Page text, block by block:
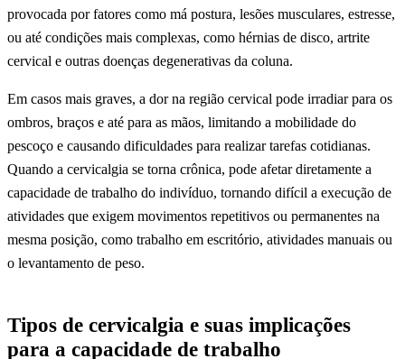
provocada por fatores como má postura, lesões musculares, estresse,
ou até condições mais complexas, como hérnias de disco, artrite
cervical e outras doenças degenerativas da coluna.
Em casos mais graves, a dor na região cervical pode irradiar para os
ombros, braços e até para as mãos, limitando a mobilidade do
pescoço e causando dificuldades para realizar tarefas cotidianas.
Quando a cervicalgia se torna crônica, pode afetar diretamente a
capacidade de trabalho do indivíduo, tornando difícil a execução de
atividades que exigem movimentos repetitivos ou permanentes na
mesma posição, como trabalho em escritório, atividades manuais ou
o levantamento de peso.
Tipos de cervicalgia e suas implicações
para a capacidade de trabalho